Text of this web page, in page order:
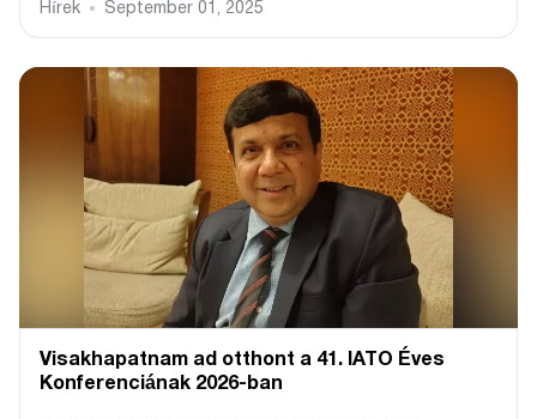
Hírek September 01, 2025
Visakhapatnam ad otthont a 41. IATO Éves
Konferenciának 2026-ban